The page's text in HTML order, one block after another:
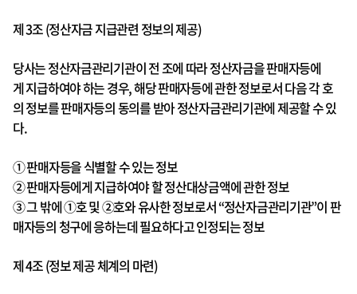
제 3조 (정산자금 지급관련 정보의 제공)
당사는 정산자금관리기관이 전 조에 따라 정산자금을 판매자등에
게 지급하여야 하는 경우, 해당 판매자등에 관한 정보로서 다음 각 호
의 정보를 판매자등의 동의를 받아 정산자금관리기관에 제공할 수 있
다.
① 판매자등을 식별할 수 있는 정보
② 판매자등에게 지급하여야 할 정산대상금액에 관한 정보
③ 그 밖에 ①호 및 ②호와 유사한 정보로서 “정산자금관리기관”이 판
매자등의 청구에 응하는데 필요하다고 인정되는 정보
제 4조 (정보 제공 체계의 마련)